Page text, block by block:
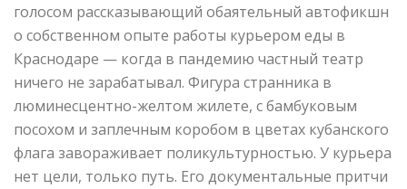
голосом рассказывающий обаятельный автофикшн
о собственном опыте работы курьером еды в
Краснодаре — когда в пандемию частный театр
ничего не зарабатывал. Фигура странника в
люминесцентно-желтом жилете, с бамбуковым
посохом и заплечным коробом в цветах кубанского
флага завораживает поликультурностью. У курьера
нет цели, только путь. Его документальные притчи